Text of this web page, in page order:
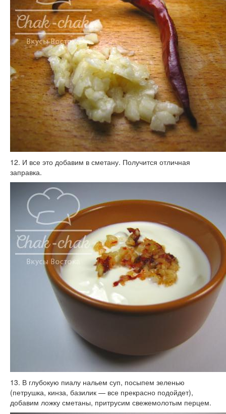
12. И все это добавим в сметану. Получится отличная
заправка.
13. В глубокую пиалу нальем суп, посыпем зеленью
(петрушка, кинза, базилик — все прекрасно подойдет),
добавим ложку сметаны, притрусим свежемолотым перцем.